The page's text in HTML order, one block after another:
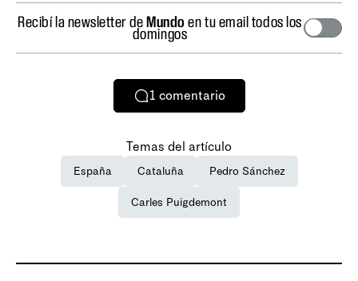
Recibí la newsletter deMundo en tu email todos los
domingos
1 comentario
Temas del artículo
España Cataluña Pedro Sánchez
Carles Puigdemont